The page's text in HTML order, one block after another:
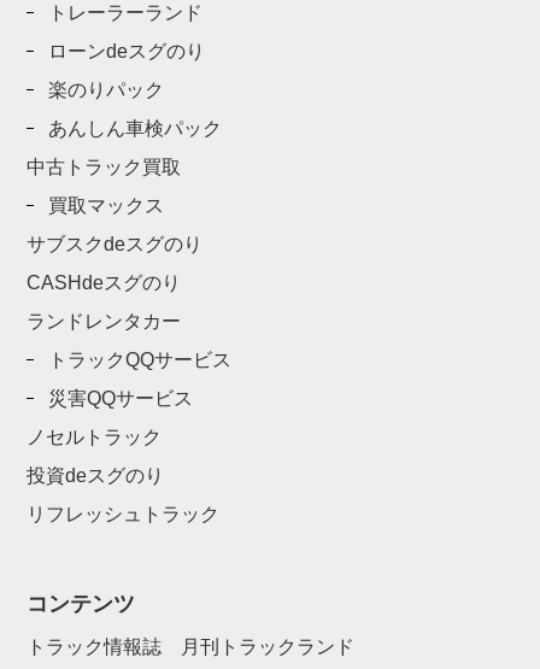
トレーラーランド
ローンdeスグのり
楽のりパック
あんしん車検パック
中古トラック買取
買取マックス
サブスクdeスグのり
CASHdeスグのり
ランドレンタカー
トラックQQサービス
災害QQサービス
ノセルトラック
投資deスグのり
リフレッシュトラック
コンテンツ
トラック情報誌 月刊トラックランド